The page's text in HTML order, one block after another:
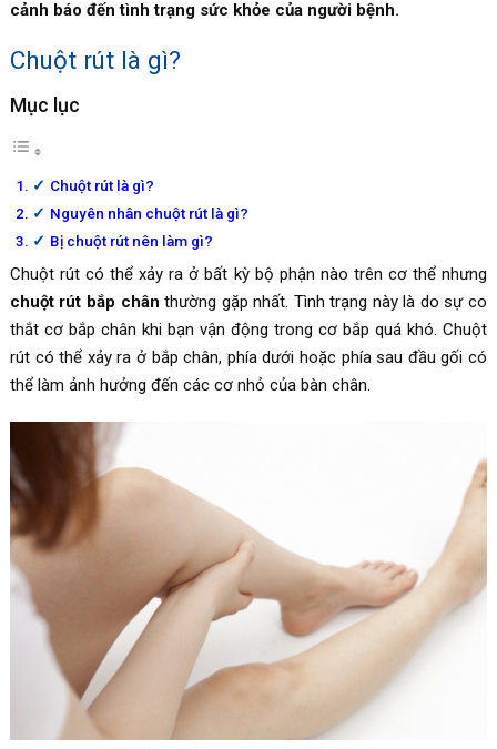
cảnh báo đến tình trạng sức khỏe của người bệnh.
Chuột rút là gì?
Mục lục
Chuột rút là gì?
Nguyên nhân chuột rút là gì?
Bị chuột rút nên làm gì?
Chuột rút có thể xảy ra ở bất kỳ bộ phận nào trên cơ thể nhưng
chuột rút bắp chân thường gặp nhất. Tình trạng này là do sự co
thắt cơ bắp chân khi bạn vận động trong cơ bắp quá khó. Chuột
rút có thể xảy ra ở bắp chân, phía dưới hoặc phía sau đầu gối có
thể làm ảnh hưởng đến các cơ nhỏ của bàn chân.